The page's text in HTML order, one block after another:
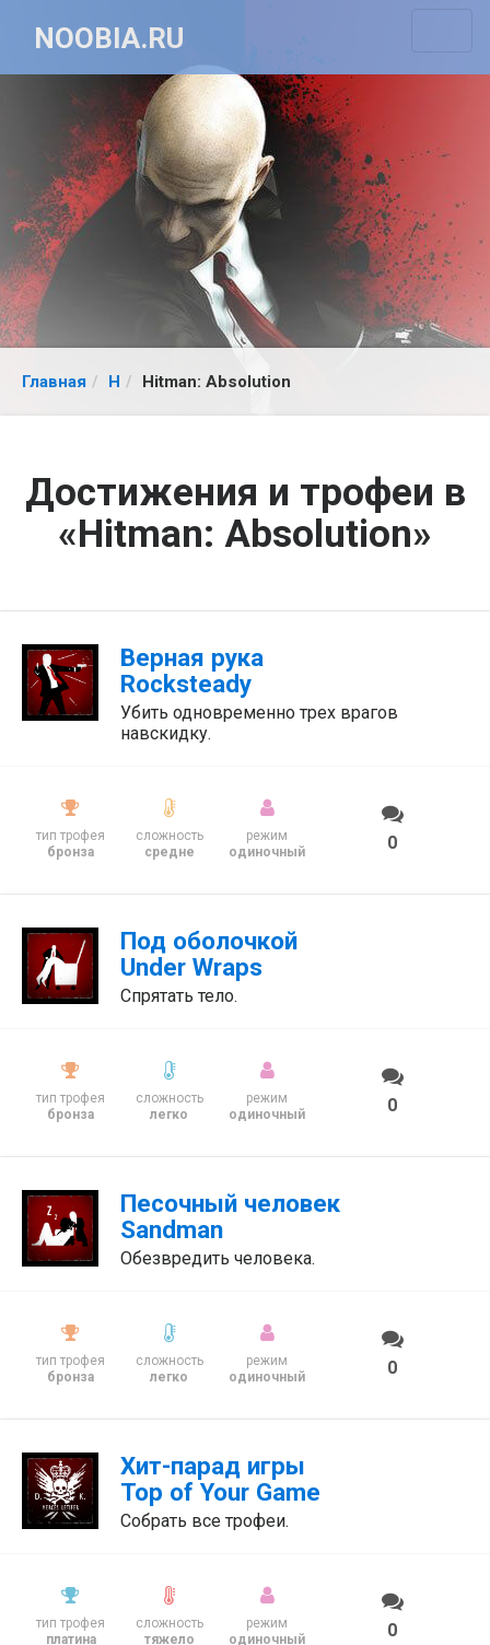
NOOBIA.RU
Главная H Hitman: Absolution
Достижения и трофеи в
«Hitman: Absolution»
Верная рука
Rocksteady
Убить одновременно трех врагов
навскидку.
тип трофея
бронза
сложность
средне
режим
одиночный
0
Под оболочкой
Under Wraps
Спрятать тело.
тип трофея
бронза
сложность
легко
режим
одиночный
0
Песочный человек
Sandman
Обезвредить человека.
тип трофея
бронза
сложность
легко
режим
одиночный
0
Хит-парад игры
Top of Your Game
Собрать все трофеи.
тип трофея
платина
сложность
тяжело
режим
одиночный
0